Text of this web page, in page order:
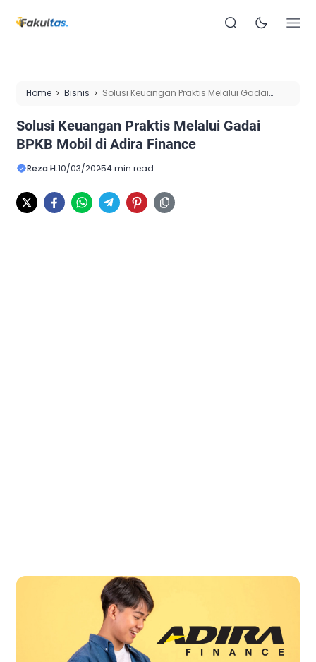
Home Bisnis
Solusi Keuangan Praktis Melalui Gadai
Solusi Keuangan Praktis Melalui Gadai
BPKB Mobil di Adira Finance
Reza H.10/03/20254 min read